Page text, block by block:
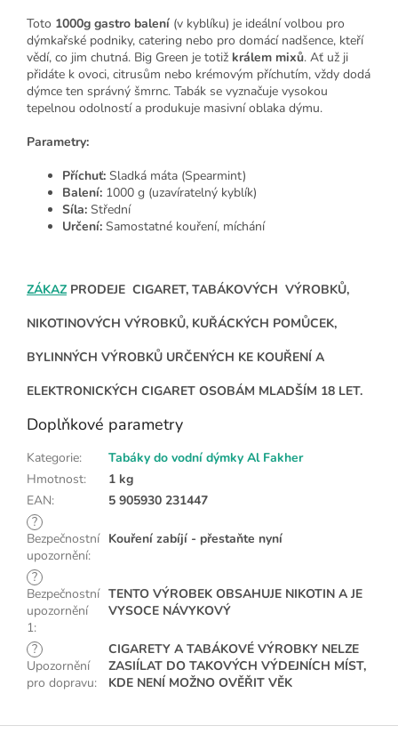
Toto 1000g gastro balení (v kyblíku) je ideální volbou pro
dýmkařské podniky, catering nebo pro domácí nadšence, kteří
vědí, co jim chutná. Big Green je totiž králem mixů. Ať už ji
přidáte k ovoci, citrusům nebo krémovým příchutím, vždy dodá
dýmce ten správný šmrnc. Tabák se vyznačuje vysokou
tepelnou odolností a produkuje masivní oblaka dýmu.
Parametry:
Příchuť: Sladká máta (Spearmint)
Balení: 1000 g (uzavíratelný kyblík)
Síla: Střední
Určení: Samostatné kouření, míchání
ZÁKAZPRODEJE CIGARET, TABÁKOVÝCH VÝROBKŮ,
NIKOTINOVÝCH VÝROBKŮ, KUŘÁCKÝCH POMŮCEK,
BYLINNÝCH VÝROBKŮ URČENÝCH KE KOUŘENÍ A
ELEKTRONICKÝCH CIGARET OSOBÁM MLADŠÍM 18 LET.
Doplňkové parametry
Kategorie:
Tabáky do vodní dýmky Al Fakher
Hmotnost:
1 kg
EAN:
5 905930 231447
?
Bezpečnostní
upozornění:
Kouření zabíjí - přestaňte nyní
?
Bezpečnostní
upozornění
1:
TENTO VÝROBEK OBSAHUJE NIKOTIN A JE
VYSOCE NÁVYKOVÝ
?
Upozornění
pro dopravu:
CIGARETY A TABÁKOVÉ VÝROBKY NELZE
ZASIÍLAT DO TAKOVÝCH VÝDEJNÍCH MÍST,
KDE NENÍ MOŽNO OVĚŘIT VĚK
Z